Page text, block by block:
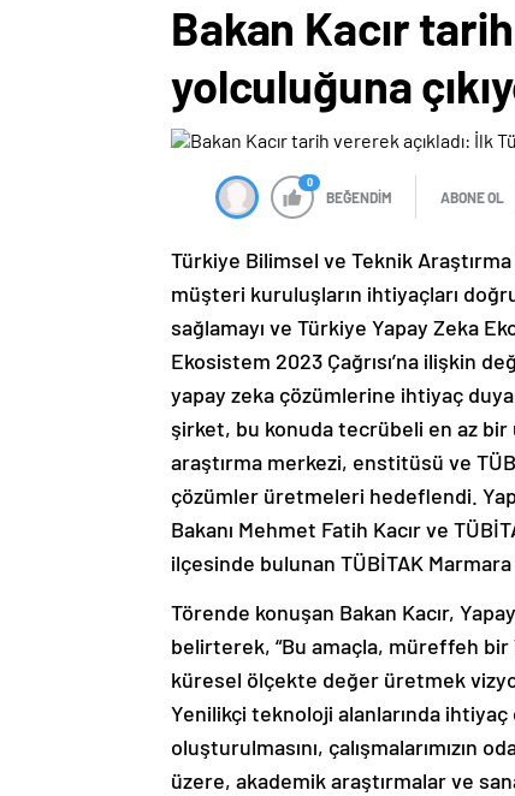
Bakan Kacır
yolculuğuna
0
BEĞENDİM ABONE OL
Türkiye Bilimsel ve Teknik
müşteri kuruluşların ihtiyaçları
sağlamayı ve Türkiye Yapay Zeka
Ekosistem 2023 Çağrısı’na ilişkin
yapay zeka çözümlerine ihtiyaç
şirket, bu konuda tecrübeli en az bir
araştırma merkezi, enstitüsü ve
çözümler üretmeleri hedeflendi.
Bakanı Mehmet Fatih Kacır ve
ilçesinde bulunan TÜBİTAK
Törende konuşan Bakan Kacır,
belirterek, “Bu amaçla, müreffeh
küresel ölçekte değer üretmek
Yenilikçi teknoloji alanlarında ihtiyaç
oluşturulmasını, çalışmalarımızın
üzere, akademik araştırmalar ve